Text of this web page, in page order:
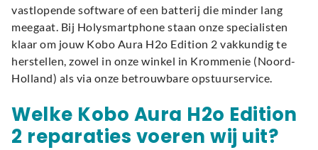
vastlopende software of een batterij die minder lang
meegaat. Bij Holysmartphone staan onze specialisten
klaar om jouw Kobo Aura H2o Edition 2 vakkundig te
herstellen, zowel in onze winkel in Krommenie (Noord-
Holland) als via onze betrouwbare opstuurservice.
Welke Kobo Aura H2o Edition
2 reparaties voeren wij uit?